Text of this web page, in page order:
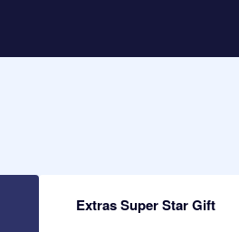
Extras Super Star Gift